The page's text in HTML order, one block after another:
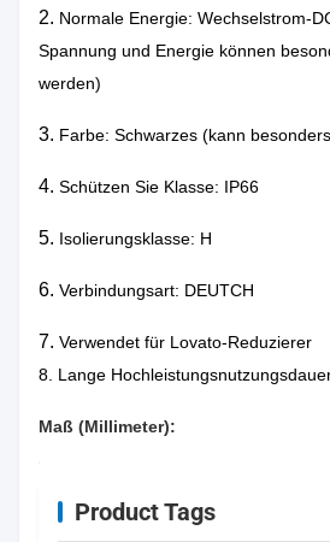
2. Normale Energie: Wechselstrom-
Spannung und Energie können
werden)
3. Farbe: Schwarzes (kann
4. Schützen Sie Klasse: IP66
5. Isolierungsklasse: H
6. Verbindungsart: DEUTCH
7. Verwendet für Lovato-Reduzierer
8. Lange
Maß (Millimeter):
Product Tags